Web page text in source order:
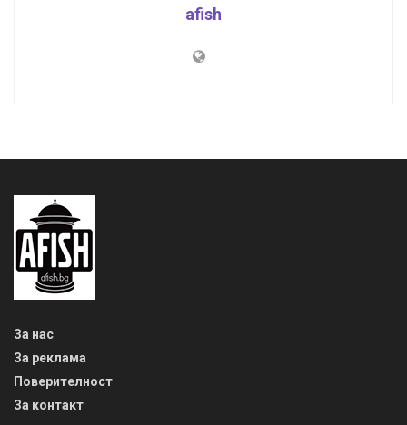
afish
За нас
За реклама
Поверителност
За контакт